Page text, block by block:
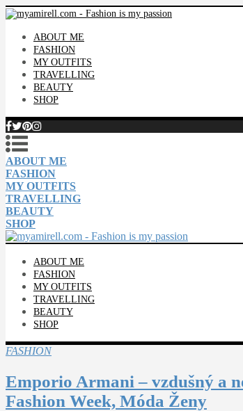
ABOUT ME
FASHION
MY OUTFITS
TRAVELLING
BEAUTY
SHOP
ABOUT ME
FASHION
MY OUTFITS
TRAVELLING
BEAUTY
SHOP
ABOUT ME
FASHION
MY OUTFITS
TRAVELLING
BEAUTY
SHOP
FASHION
Emporio Armani – vzdušný a
Fashion Week, Móda Ženy